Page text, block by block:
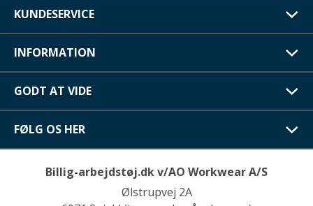
KUNDESERVICE
INFORMATION
GODT AT VIDE
FØLG OS HER
Billig-arbejdstøj.dk v/AO Workwear A/S
Ølstrupvej 2A